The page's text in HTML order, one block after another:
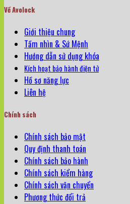
Về Avolock
Giới thiệu chung
Tầm nhìn & Sứ Mệnh
Hướng dẫn sử dụng khóa
Kích hoạt bảo hành điện tử
Hồ sơ năng lực
Liên hệ
Chính sách
Chính sách bảo mật
Quy định thanh toán
Chính sách bảo hành
Chính sách kiểm hàng
Chính sách vận chuyển
Phương thức đổi trả